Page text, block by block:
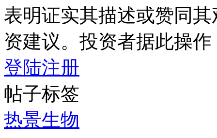
表明证实其描述或赞同
资建议。投资者据此操
登陆注册
帖子标签
热景生物